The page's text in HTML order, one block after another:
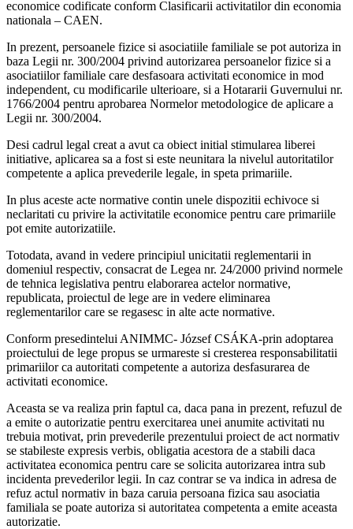
economice codificate conform Clasificarii activitatilor din economia
nationala – CAEN.
In prezent, persoanele fizice si asociatiile familiale se pot autoriza in
baza Legii nr. 300/2004 privind autorizarea persoanelor fizice si a
asociatiilor familiale care desfasoara activitati economice in mod
independent, cu modificarile ulterioare, si a Hotararii Guvernului nr.
1766/2004 pentru aprobarea Normelor metodologice de aplicare a
Legii nr. 300/2004.
Desi cadrul legal creat a avut ca obiect initial stimularea liberei
initiative, aplicarea sa a fost si este neunitara la nivelul autoritatilor
competente a aplica prevederile legale, in speta primariile.
In plus aceste acte normative contin unele dispozitii echivoce si
neclaritati cu privire la activitatile economice pentru care primariile
pot emite autorizatiile.
Totodata, avand in vedere principiul unicitatii reglementarii in
domeniul respectiv, consacrat de Legea nr. 24/2000 privind normele
de tehnica legislativa pentru elaborarea actelor normative,
republicata, proiectul de lege are in vedere eliminarea
reglementarilor care se regasesc in alte acte normative.
Conform presedintelui ANIMMC- József CSÁKA-prin adoptarea
proiectului de lege propus se urmareste si cresterea responsabilitatii
primariilor ca autoritati competente a autoriza desfasurarea de
activitati economice.
Aceasta se va realiza prin faptul ca, daca pana in prezent, refuzul de
a emite o autorizatie pentru exercitarea unei anumite activitati nu
trebuia motivat, prin prevederile prezentului proiect de act normativ
se stabileste expresis verbis, obligatia acestora de a stabili daca
activitatea economica pentru care se solicita autorizarea intra sub
incidenta prevederilor legii. In caz contrar se va indica in adresa de
refuz actul normativ in baza caruia persoana fizica sau asociatia
familiala se poate autoriza si autoritatea competenta a emite aceasta
autorizatie.